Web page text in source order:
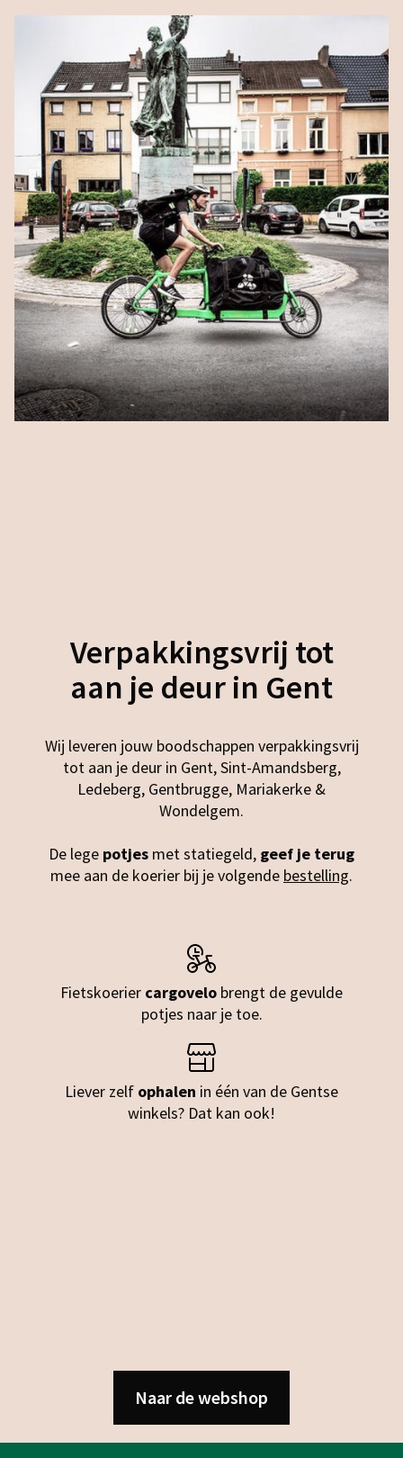
Verpakkingsvrij tot
aan je deur in Gent
Wij leveren jouw boodschappen verpakkingsvrij
tot aan je deur in Gent, Sint-Amandsberg,
Ledeberg, Gentbrugge, Mariakerke &
Wondelgem.
De lege potjes met statiegeld, geef je terug
mee aan de koerier bij je volgende bestelling.
Fietskoerier cargovelo brengt de gevulde
potjes naar je toe.
Liever zelf ophalen in één van de Gentse
winkels? Dat kan ook!
Naar de webshop